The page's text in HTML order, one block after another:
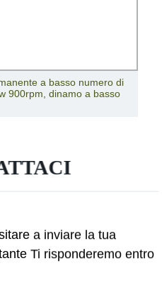
magneti permanenti a
dinamo a basso
a inviare la tua
Ti risponderemo entro